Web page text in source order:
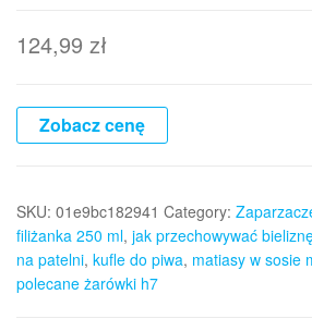
124,99 zł
Zobacz cenę
SKU: 01e9bc182941 Category:
filiżanka 250 ml, jak przechowywać
na patelni, kufle do piwa, matiasy w sosie
polecane żarówki h7